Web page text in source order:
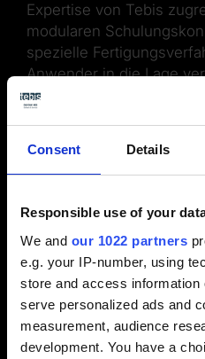
Consent Details
Responsible use of your
We and our 1022 partners
e.g. your IP-number, using
store and access
serve personalized ads and
measurement, audience
development. You have a
Expertise von Tebis
modularen
spezielle
Anwender in die Lage
der Software voll
Service-Teams von
Anwendungsbeispielen
Community steht auch
Team für individuelle